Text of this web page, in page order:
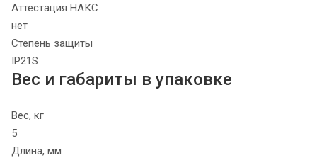
Аттестация НАКС
нет
Степень защиты
IP21S
Вес и габариты в упаковке
Вес, кг
5
Длина, мм